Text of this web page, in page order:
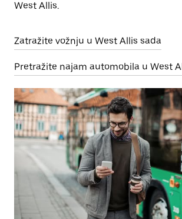
West Allis.
Zatražite vožnju u West Allis sada
Pretražite najam automobila u West